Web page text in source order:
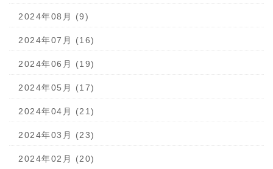
2024年08月 (9)
2024年07月 (16)
2024年06月 (19)
2024年05月 (17)
2024年04月 (21)
2024年03月 (23)
2024年02月 (20)